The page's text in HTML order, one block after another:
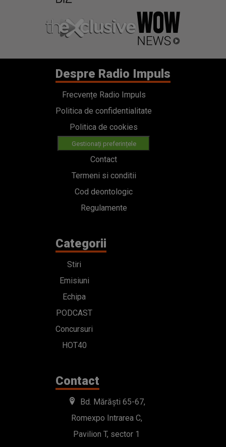
Despre Radio Impuls
Frecvențe Radio Impuls
Politica de confidentialitate
Politica de cookies
Gestionați preferințele
Contact
Termeni si conditii
Cod deontologic
Regulamente
Categorii
Stiri
Emisiuni
Echipa
PODCAST
Concursuri
HOT40
Contact
Bd. Mărăști 65-67,
Romexpo Intrarea C,
Pavilion T, sector 1